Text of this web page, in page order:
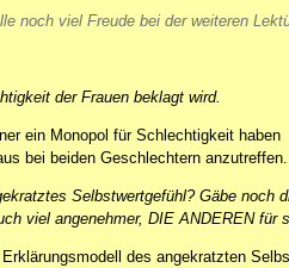
noch viel Freude bei der weiteren
der Frauen beklagt wird.
ein Monopol für Schlechtigkeit haben
bei beiden Geschlechtern anzutreffen.
Selbstwertgefühl? Gäbe noch
viel angenehmer, DIE ANDEREN
des angekratzten